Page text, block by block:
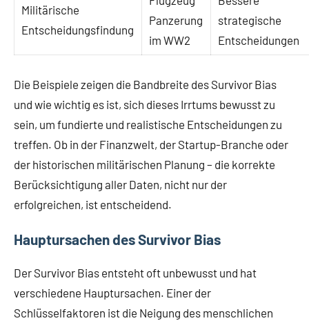
Militärische
Entscheidungsfindung
Panzerung
im WW2
strategische
Entscheidungen
Die Beispiele zeigen die Bandbreite des Survivor Bias
und wie wichtig es ist, sich dieses Irrtums bewusst zu
sein, um fundierte und realistische Entscheidungen zu
treffen. Ob in der Finanzwelt, der Startup-Branche oder
der historischen militärischen Planung – die korrekte
Berücksichtigung aller Daten, nicht nur der
erfolgreichen, ist entscheidend.
Hauptursachen des Survivor Bias
Der Survivor Bias entsteht oft unbewusst und hat
verschiedene Hauptursachen. Einer der
Schlüsselfaktoren ist die Neigung des menschlichen